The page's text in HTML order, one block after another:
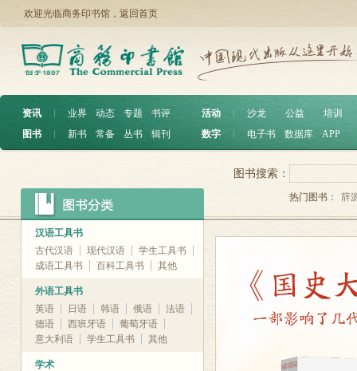
欢迎光临商务印书馆， 返回首页
资讯 ︱ 业界 动态 专题
书评
图书
︱ 新书 常备 丛书 辑刊
活动 沙龙 公益
培训
数字
电子书 数据库 APP
汉语工具书
古代汉语
现代汉语
学生工具书
成语工具书
百科工具书 其他
外语工具书
英语
日语 韩语 俄语
法语
德语
西班牙语
葡萄牙语
意大利语
学生工具书 其他
学术
图书搜索：
热门图书： 辞